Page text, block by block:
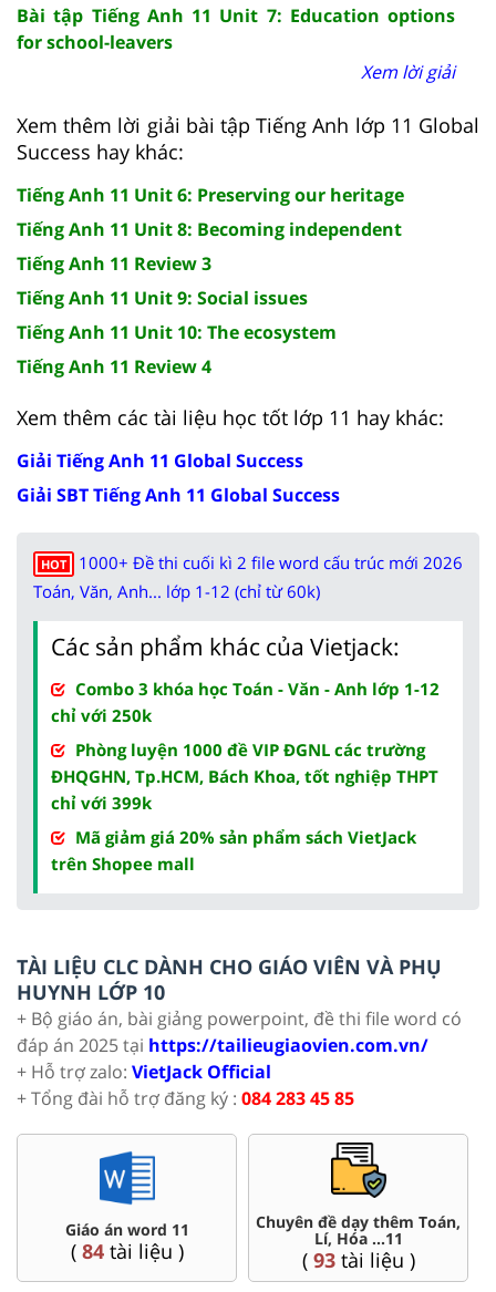
Bài tập Tiếng Anh 11 Unit 7: Education options
for school-leavers
Xem lời giải
Xem thêm lời giải bài tập Tiếng Anh lớp 11 Global
Success hay khác:
Tiếng Anh 11 Unit 6: Preserving our heritage
Tiếng Anh 11 Unit 8: Becoming independent
Tiếng Anh 11 Review 3
Tiếng Anh 11 Unit 9: Social issues
Tiếng Anh 11 Unit 10: The ecosystem
Tiếng Anh 11 Review 4
Xem thêm các tài liệu học tốt lớp 11 hay khác:
Giải Tiếng Anh 11 Global Success
Giải SBT Tiếng Anh 11 Global Success
HOT
1000+ Đề thi cuối kì 2 file word cấu trúc mới 2026
Toán, Văn, Anh... lớp 1-12 (chỉ từ 60k)
Các sản phẩm khác của Vietjack:
Combo 3 khóa học Toán - Văn - Anh lớp 1-12
chỉ với 250k
Phòng luyện 1000 đề VIP ĐGNL các trường
ĐHQGHN, Tp.HCM, Bách Khoa, tốt nghiệp THPT
chỉ với 399k
Mã giảm giá 20% sản phẩm sách VietJack
trên Shopee mall
TÀI LIỆU CLC DÀNH CHO GIÁO VIÊN VÀ PHỤ
HUYNH LỚP 10
+ Bộ giáo án, bài giảng powerpoint, đề thi file word có
đáp án 2025 tại https://tailieugiaovien.com.vn/
+ Hỗ trợ zalo: VietJack Official
+ Tổng đài hỗ trợ đăng ký : 084 283 45 85
Đề thi HSG 11
(8 tài liệu )
Trắc nghiệm đúng sai 11
(8tài liệu )